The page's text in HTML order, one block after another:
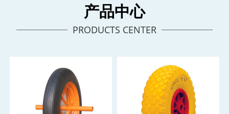
产品中心
PRODUCTS CENTER